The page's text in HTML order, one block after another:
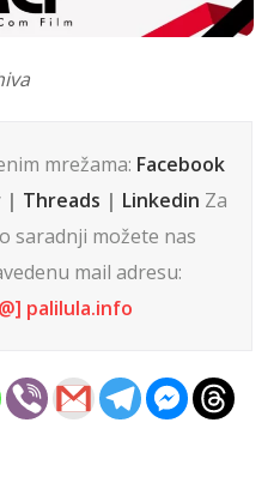
mrežama: Facebook
| Threads | Linkedin Za
saradnji možete nas
mail adresu:
palilula.info